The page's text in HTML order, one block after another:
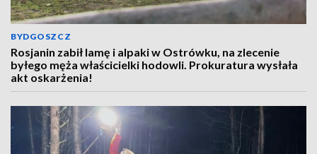
BYDGOSZCZ
Rosjanin zabił lamę i alpaki w Ostrówku, na zlecenie
byłego męża właścicielki hodowli. Prokuratura wysłała
akt oskarżenia!